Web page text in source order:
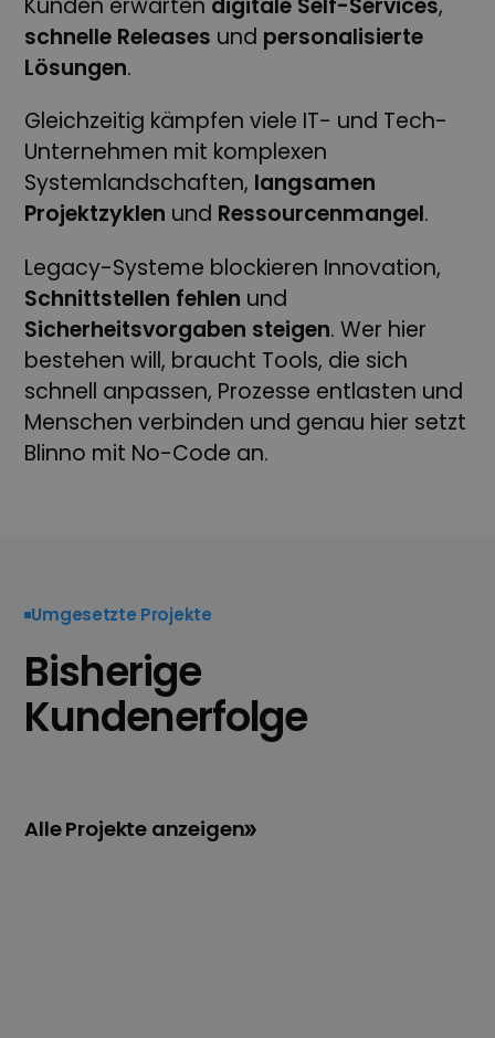
Kunden erwarten digitale Self-Services,
schnelle Releases und personalisierte
Lösungen.
Gleichzeitig kämpfen viele IT- und Tech-
Unternehmen mit komplexen
Systemlandschaften, langsamen
Projektzyklen und Ressourcenmangel.
Legacy-Systeme blockieren Innovation,
Schnittstellen fehlen und
Sicherheitsvorgaben steigen. Wer hier
bestehen will, braucht Tools, die sich
schnell anpassen, Prozesse entlasten und
Menschen verbinden und genau hier setzt
Blinno mit No-Code an.
Umgesetzte Projekte
Bisherige
Kundenerfolge
Alle Projekte anzeigen